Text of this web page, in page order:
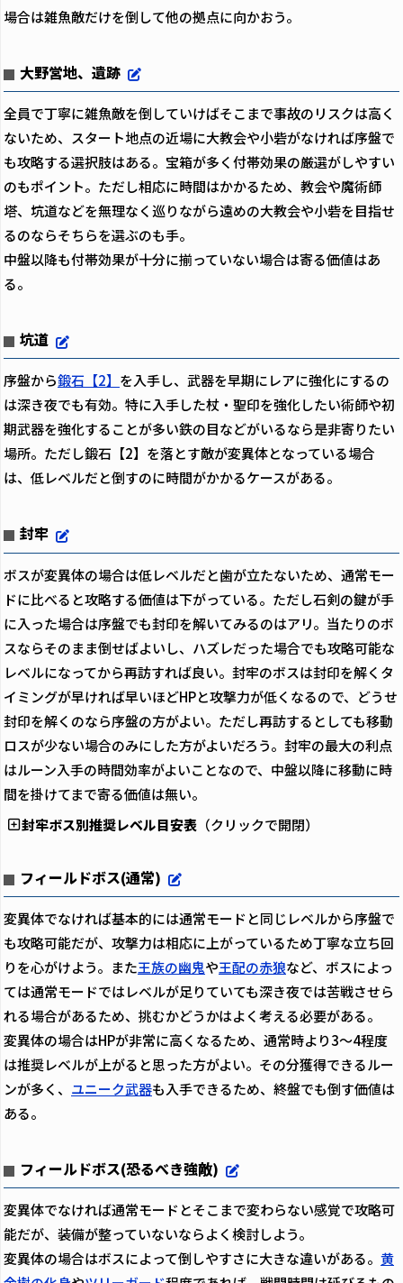
場合は雑魚敵だけを倒して他の拠点に向かおう。
大野営地、遺跡
全員で丁寧に雑魚敵を倒していけばそこまで事故のリスクは高く
ないため、スタート地点の近場に大教会や小砦がなければ序盤で
も攻略する選択肢はある。宝箱が多く付帯効果の厳選がしやすい
のもポイント。ただし相応に時間はかかるため、教会や魔術師
塔、坑道などを無理なく巡りながら遠めの大教会や小砦を目指せ
るのならそちらを選ぶのも手。
中盤以降も付帯効果が十分に揃っていない場合は寄る価値はあ
る。
坑道
序盤から鍛石【2】 を入手し、武器を早期にレアに強化にするの
は深き夜でも有効。特に入手した杖・聖印を強化したい術師や初
期武器を強化することが多い鉄の目などがいるなら是非寄りたい
場所。ただし鍛石【2】を落とす敵が変異体となっている場合
は、低レベルだと倒すのに時間がかかるケースがある。
封牢
ボスが変異体の場合は低レベルだと歯が立たないため、通常モー
ドに比べると攻略する価値は下がっている。ただし石剣の鍵が手
に入った場合は序盤でも封印を解いてみるのはアリ。当たりのボ
スならそのまま倒せばよいし、ハズレだった場合でも攻略可能な
レベルになってから再訪すれば良い。封牢のボスは封印を解くタ
イミングが早ければ早いほどHPと攻撃力が低くなるので、どうせ
封印を解くのなら序盤の方がよい。ただし再訪するとしても移動
ロスが少ない場合のみにした方がよいだろう。封牢の最大の利点
はルーン入手の時間効率がよいことなので、中盤以降に移動に時
間を掛けてまで寄る価値は無い。
封牢ボス別推奨レベル目安表 （クリックで開閉）
フィールドボス(通常)
変異体でなければ基本的には通常モードと同じレベルから序盤で
も攻略可能だが、攻撃力は相応に上がっているため丁寧な立ち回
りを心がけよう。また王族の幽鬼や王配の赤狼など、ボスによっ
ては通常モードではレベルが足りていても深き夜では苦戦させら
れる場合があるため、挑むかどうかはよく考える必要がある。
変異体の場合はHPが非常に高くなるため、通常時より3～4程度
は推奨レベルが上がると思った方がよい。その分獲得できるルー
ンが多く、 ユニーク武器も入手できるため、終盤でも倒す価値は
ある。
フィールドボス(恐るべき強敵)
変異体でなければ通常モードとそこまで変わらない感覚で攻略可
能だが、装備が整っていないならよく検討しよう。
変異体の場合はボスによって倒しやすさに大きな違いがある。 黄